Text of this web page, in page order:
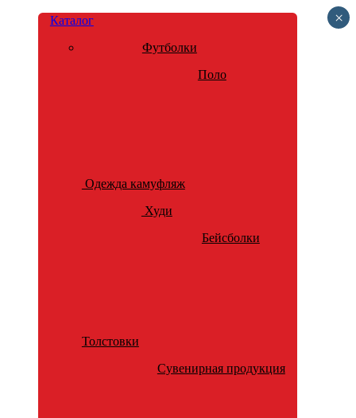
Каталог
Футболки
Поло
Одежда камуфляж
Худи
Бейсболки
Толстовки
Сувенирная продукция
×